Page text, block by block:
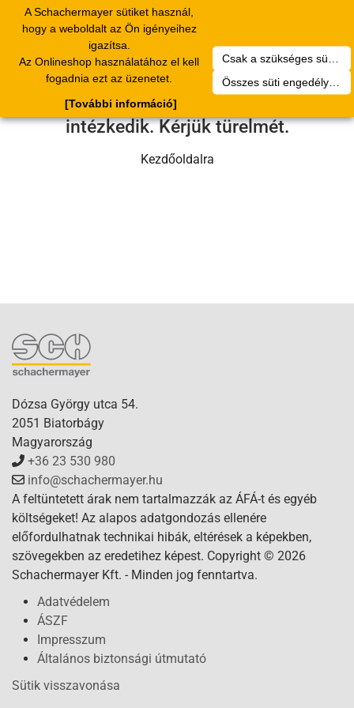
A Schachermayer sütiket használ,
hogy a weboldalt az Ön igényeihez
igazítsa.
Az Onlineshop használatához el kell
fogadnia ezt az üzenetet.
Összes süti engedélyezése
[További információ]
navigation
Sajnos technikai hiba történt.
Szervizcsapatunk hamarosan
intézkedik. Kérjük türelmét.
Kezdőoldalra
Dózsa György utca 54.
2051 Biatorbágy
Magyarország
+36 23 530 980
info@schachermayer.hu
A feltüntetett árak nem tartalmazzák az ÁFÁ-t és egyéb
költségeket! Az alapos adatgondozás ellenére
előfordulhatnak technikai hibák, eltérések a képekben,
szövegekben az eredetihez képest. Copyright © 2026
Schachermayer Kft. - Minden jog fenntartva.
Adatvédelem
ÁSZF
Impresszum
Általános biztonsági útmutató
Sütik visszavonása